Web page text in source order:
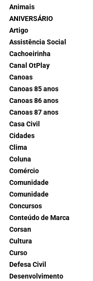
Animais
ANIVERSÁRIO
Artigo
Assistência Social
Cachoeirinha
Canal OtPlay
Canoas
Canoas 85 anos
Canoas 86 anos
Canoas 87 anos
Casa Civil
Cidades
Clima
Coluna
Comércio
Comunidade
Comunidade
Concursos
Conteúdo de Marca
Corsan
Cultura
Curso
Defesa Civil
Desenvolvimento